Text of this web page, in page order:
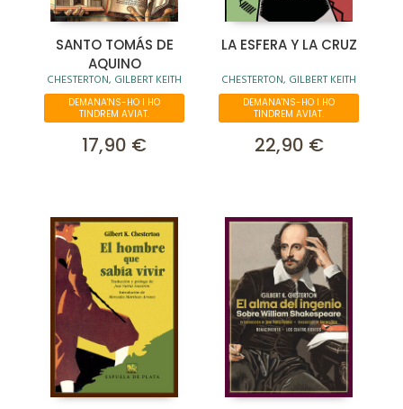
SANTO TOMÁS DE
AQUINO
CHESTERTON, GILBERT KEITH
DEMANA'NS-HO I HO
TINDREM AVIAT.
17,90 €
LA ESFERA Y LA CRUZ
CHESTERTON, GILBERT KEITH
DEMANA'NS-HO I HO
TINDREM AVIAT.
22,90 €